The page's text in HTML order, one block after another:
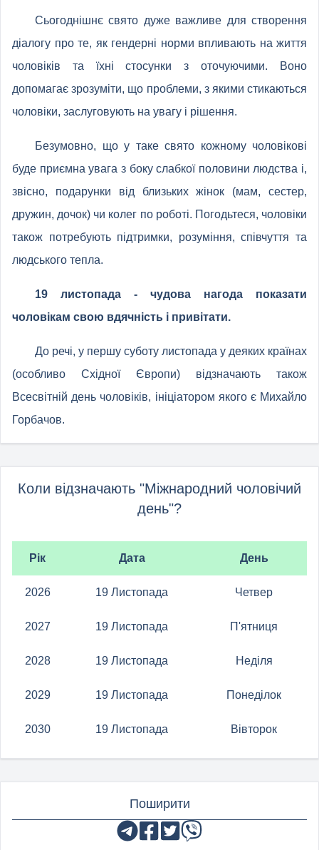
Сьогоднішнє свято дуже важливе для створення
діалогу про те, як гендерні норми впливають на життя
чоловіків та їхні стосунки з оточуючими. Воно
допомагає зрозуміти, що проблеми, з якими стикаються
чоловіки, заслуговують на увагу і рішення.
Безумовно, що у таке свято кожному чоловікові
буде приємна увага з боку слабкої половини людства і,
звісно, ​​подарунки від близьких жінок (мам, сестер,
дружин, дочок) чи колег по роботі. Погодьтеся, чоловіки
також потребують підтримки, розуміння, співчуття та
людського тепла.
19 листопада - чудова нагода показати
чоловікам свою вдячність і привітати.
До речі, у першу суботу листопада у деяких країнах
(особливо Східної Європи) відзначають також
Всесвітній день чоловіків, ініціатором якого є Михайло
Горбачов.
Коли відзначають "Міжнародний чоловічий
день"?
Рік Дата День
2026 19 Листопада Четвер
2027 19 Листопада П'ятниця
2028 19 Листопада Неділя
2029 19 Листопада Понеділок
2030 19 Листопада Вівторок
Поширити